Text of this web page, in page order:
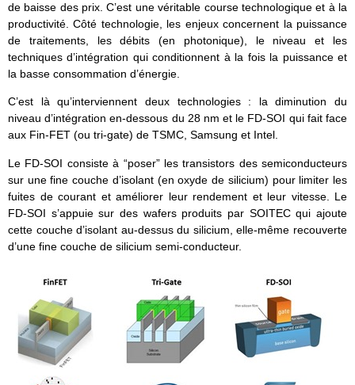
de baisse des prix. C’est une véritable course technologique et à la
productivité. Côté technologie, les enjeux concernent la puissance
de traitements, les débits (en photonique), le niveau et les
techniques d’intégration qui conditionnent à la fois la puissance et
la basse consommation d’énergie.
C’est là qu’interviennent deux technologies : la diminution du
niveau d’intégration en-dessous du 28 nm et le FD-SOI qui fait face
aux Fin-FET (ou tri-gate) de TSMC, Samsung et Intel.
Le FD-SOI consiste à “poser” les transistors des semiconducteurs
sur une fine couche d’isolant (en oxyde de silicium) pour limiter les
fuites de courant et améliorer leur rendement et leur vitesse. Le
FD-SOI s’appuie sur des wafers produits par SOITEC qui ajoute
cette couche d’isolant au-dessus du silicium, elle-même recouverte
d’une fine couche de silicium semi-conducteur.